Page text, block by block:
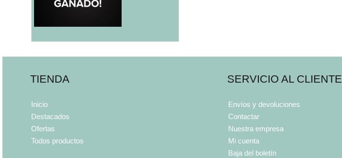
TIENDA
Inicio
Destacados
Ofertas
Todos productos
SERVICIO AL CLIENTE
Envíos y devoluciones
Contactar
Nuestra empresa
Mi cuenta
Baja del boletín